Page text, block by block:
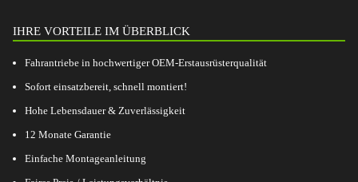
IHRE VORTEILE IM ÜBERBLICK
Fahrantriebe in hochwertiger OEM-Erstausrüsterqualität
Sofort einsatzbereit, schnell montiert!
Hohe Lebensdauer & Zuverlässigkeit
12 Monate Garantie
Einfache Montageanleitung